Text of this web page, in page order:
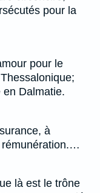
pour la
pour le
en Dalmatie.
à
rémunération.…
là est le trône